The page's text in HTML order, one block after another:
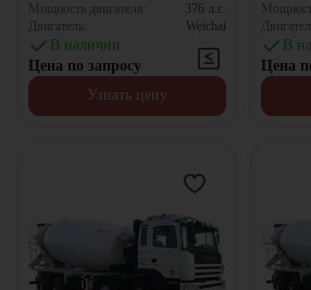
Мощность двигателя:
376 л.с.
Двигатель:
Weichai
В наличии
Цена по запросу
Узнать цену
В
Цена